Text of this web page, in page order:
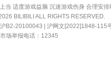
当 适度游戏益脑 沉迷游戏伤身 合理安
BILIBILI ALL RIGHTS RESERVED.
B2-20100043 | 沪网文[2022]1848-115
场举报电话：12345